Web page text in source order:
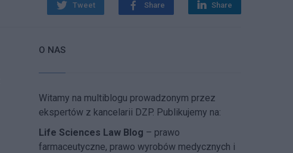
Tweet Share Share
O NAS
Witamy na multiblogu prowadzonym przez
ekspertów z kancelarii DZP. Publikujemy na:
Life Sciences Law Blog – prawo
farmaceutyczne, prawo wyrobów medycznych i